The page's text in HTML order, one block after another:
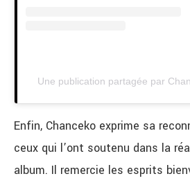
Une publication partagée par
Enfin, Chanceko exprime sa
ceux qui l’ont soutenu dans la
album. Il remercie les esprits